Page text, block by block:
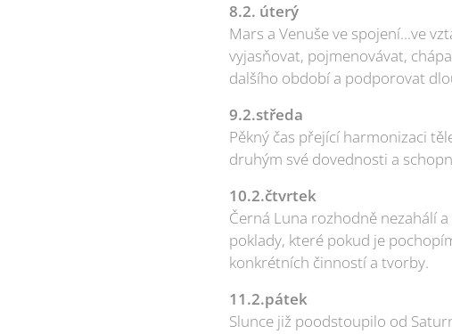
8.2. úterý
Mars a Venuše ve spojení...ve
vyjasňovat, pojmenovávat,
dalšího období a podporovat
9.2.středa
Pěkný čas přející harmonizaci
druhým své dovednosti a
10.2.čtvrtek
Černá Luna rozhodně nezahálí
poklady, které pokud je
konkrétních činností a tvorby.
11.2.pátek
Slunce již poodstoupilo od